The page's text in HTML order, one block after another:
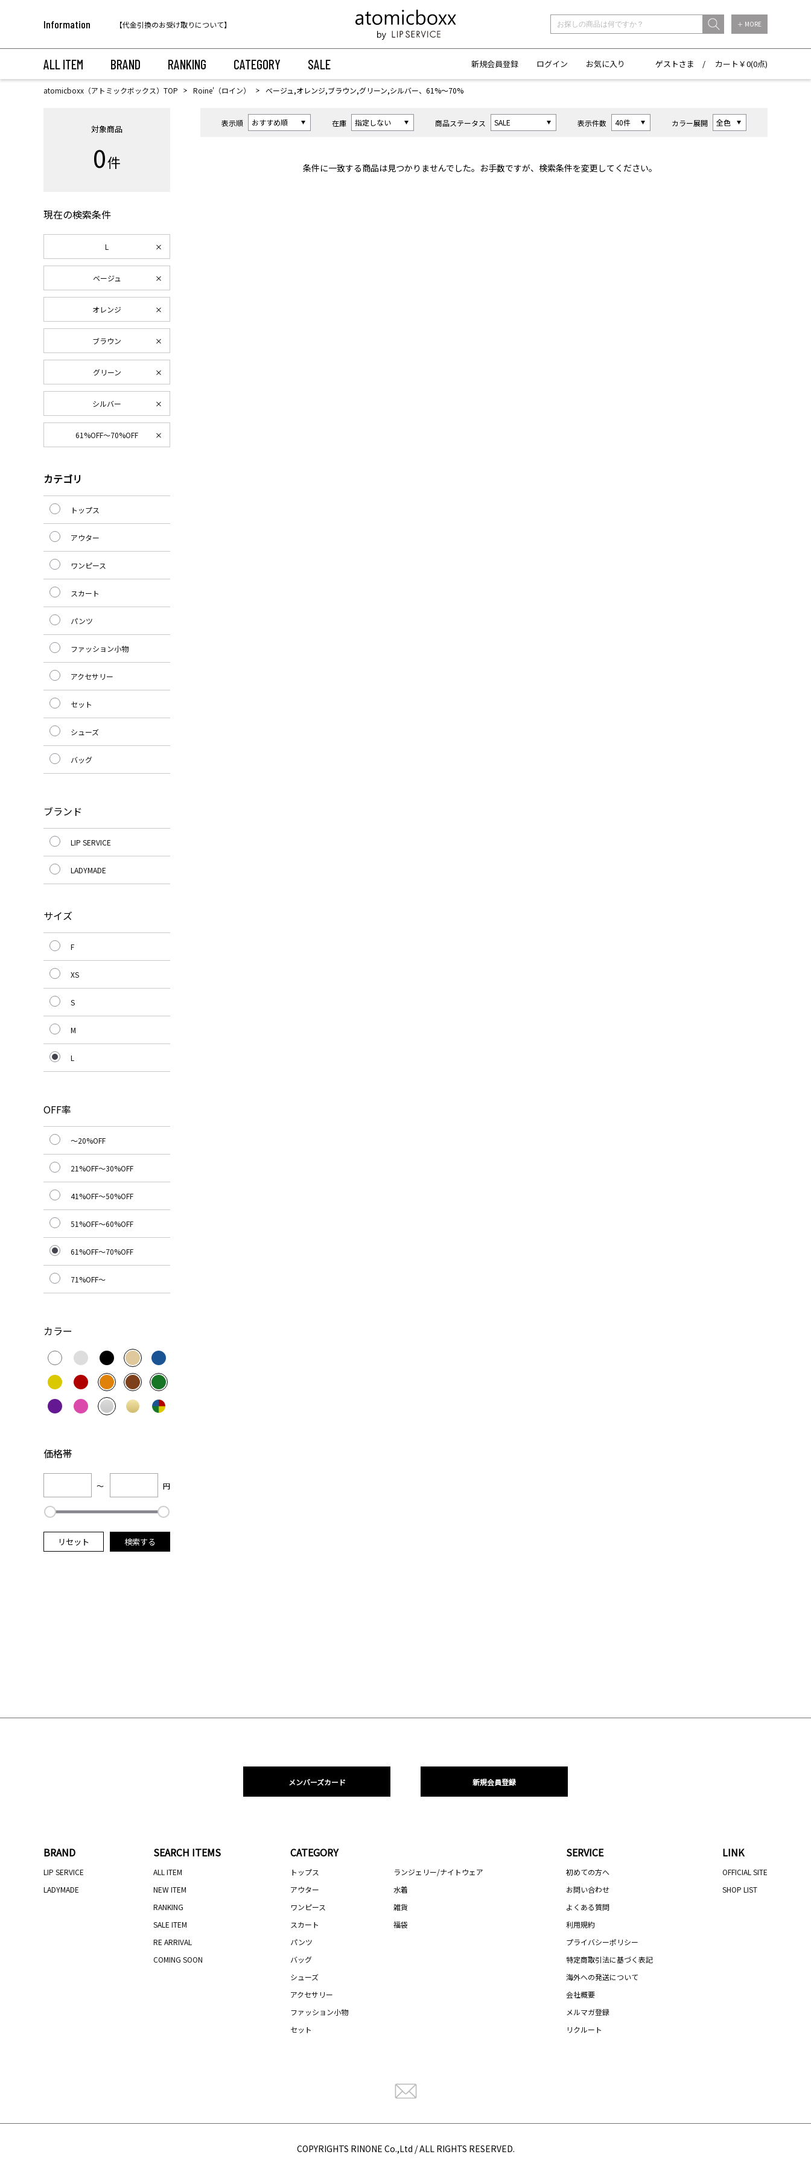
Information
【代金引換のお受け取りについて】
【重要】予約商品のお支払い方法（代金引換）変更に関するお知らせ
＋ MORE
ALL ITEM BRAND RANKING CATEGORY SALE 新規会員登録 ログイン お気に入り ゲストさま / カート￥0(0点)
atomicboxx（アトミックボックス）TOP Roine'（ロイン） ベージュ,オレンジ,ブラウン,グリーン,シルバー、61%〜70%
表示順 在庫 商品ステータス 表示件数 カラー展開
条件に一致する商品は見つかりませんでした。お手数ですが、検索条件を変更してください。
対象商品
0件
現在の検索条件
L
ベージュ
オレンジ
ブラウン
グリーン
シルバー
61%OFF～70%OFF
カテゴリ
トップス
アウター
ワンピース
スカート
パンツ
ファッション小物
アクセサリー
セット
シューズ
バッグ
ブランド
LIP SERVICE
LADYMADE
サイズ
F
XS
S
M
L
OFF率
～20%OFF
21%OFF～30%OFF
41%OFF～50%OFF
51%OFF～60%OFF
61%OFF～70%OFF
71%OFF～
カラー
価格帯
～ 円
リセット 検索する
メンバーズカード 新規会員登録
BRAND
LIP SERVICE
LADYMADE
SEARCH ITEMS
ALL ITEM
NEW ITEM
RANKING
SALE ITEM
RE ARRIVAL
COMING SOON
CATEGORY
トップス
アウター
ワンピース
スカート
パンツ
バッグ
シューズ
アクセサリー
ファッション小物
セット
ランジェリー/ナイトウェア
水着
雑貨
福袋
SERVICE
初めての方へ
お問い合わせ
よくある質問
利用規約
プライバシーポリシー
特定商取引法に基づく表記
海外への発送について
会社概要
メルマガ登録
リクルート
LINK
OFFICIAL SITE
SHOP LIST
COPYRIGHTS RINONE Co.,Ltd / ALL RIGHTS RESERVED.